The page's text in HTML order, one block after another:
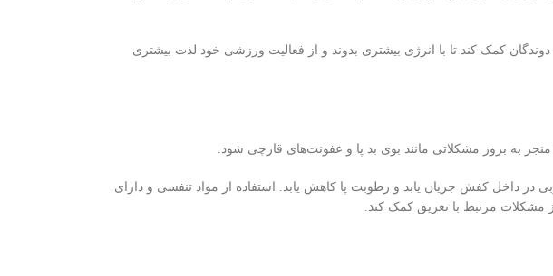
کمک کند تا با انرژی بیشتری بدوند و از فعالیت ورزشی خود لذت بیشتری
به بروز مشکلاتی مانند بوی بد پا و عفونت‌های قارچی شود.
در داخل کفش جریان یابد و رطوبت پا کاهش یابد. استفاده از مواد تنفسی و دارای
مرتبط با تعریق کمک کند.